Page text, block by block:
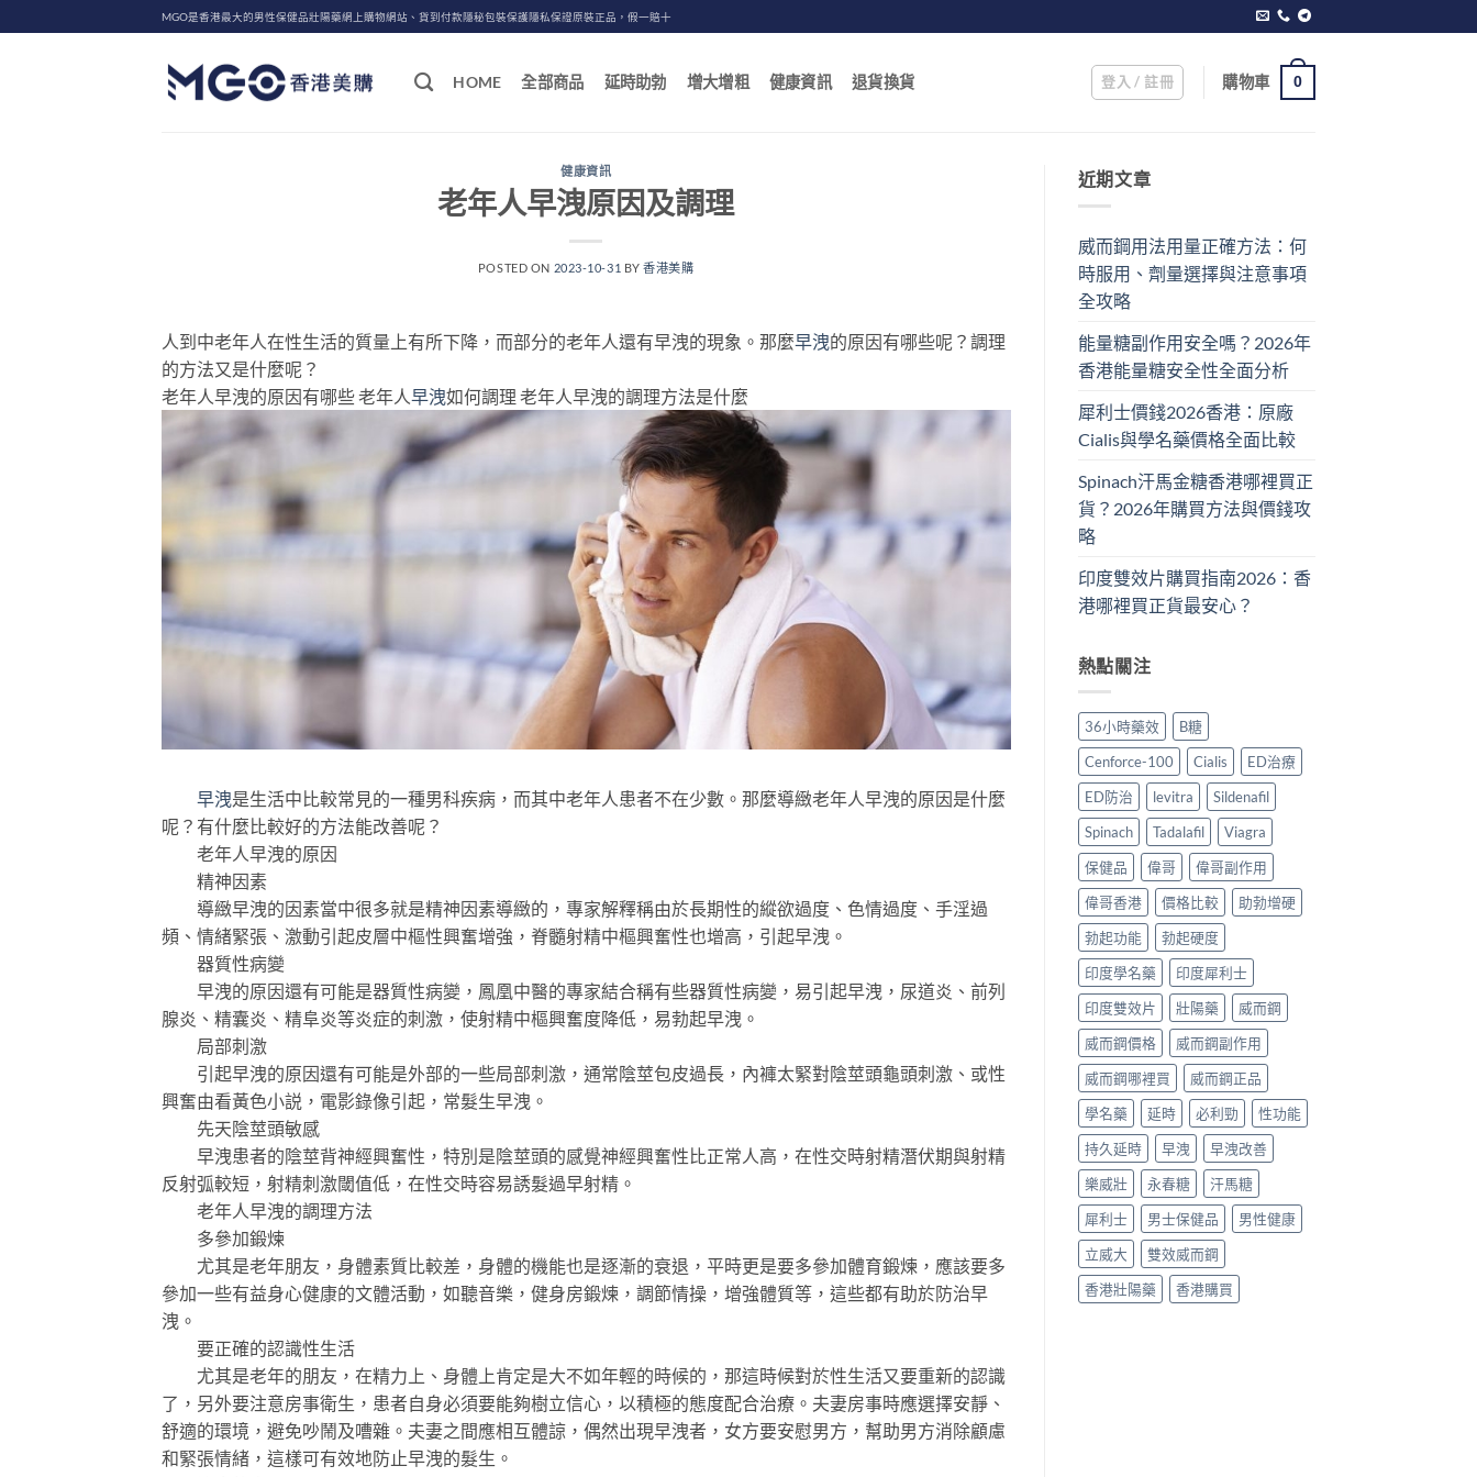
to
MGO是香港最大的男性保健品壯陽藥網上購物網站、貨到付款隱秘包裝保護隱私保證原裝正品，假一賠十
HOME 全部商品 延時助勃 增大增粗 健康資訊 退貨換貨 登入 / 註冊 購物車 0
健康資訊
老年人早洩原因及調理
POSTED ON 2023-10-31 BY香港美購
人到中老年人在性生活的質量上有所下降，而部分的老年人還有早洩的現象。那麼早洩的原因有哪些呢？調理
的方法又是什麼呢？
老年人早洩的原因有哪些 老年人早洩如何調理 老年人早洩的調理方法是什麼
早洩是生活中比較常見的一種男科疾病，而其中老年人患者不在少數。那麼導緻老年人早洩的原因是什麼
呢？有什麼比較好的方法能改善呢？
老年人早洩的原因
精神因素
導緻早洩的因素當中很多就是精神因素導緻的，專家解釋稱由於長期性的縱欲過度、色情過度、手淫過
頻、情緒緊張、激動引起皮層中樞性興奮增強，脊髓射精中樞興奮性也增高，引起早洩。
器質性病變
早洩的原因還有可能是器質性病變，鳳凰中醫的專家結合稱有些器質性病變，易引起早洩，尿道炎、前列
腺炎、精囊炎、精阜炎等炎症的刺激，使射精中樞興奮度降低，易勃起早洩。
局部刺激
引起早洩的原因還有可能是外部的一些局部刺激，通常陰莖包皮過長，內褲太緊對陰莖頭龜頭刺激、或性
興奮由看黃色小説，電影錄像引起，常髮生早洩。
先天陰莖頭敏感
早洩患者的陰莖背神經興奮性，特別是陰莖頭的感覺神經興奮性比正常人高，在性交時射精潛伏期與射精
反射弧較短，射精刺激閾值低，在性交時容易誘髮過早射精。
老年人早洩的調理方法
多參加鍛煉
尤其是老年朋友，身體素質比較差，身體的機能也是逐漸的衰退，平時更是要多參加體育鍛煉，應該要多
參加一些有益身心健康的文體活動，如聽音樂，健身房鍛煉，調節情操，增強體質等，這些都有助於防治早
洩。
要正確的認識性生活
尤其是老年的朋友，在精力上、身體上肯定是大不如年輕的時候的，那這時候對於性生活又要重新的認識
了，另外要注意房事衛生，患者自身必須要能夠樹立信心，以積極的態度配合治療。夫妻房事時應選擇安靜、
舒適的環境，避免吵鬧及嘈雜。夫妻之間應相互體諒，偶然出現早洩者，女方要安慰男方，幫助男方消除顧慮
和緊張情緒，這樣可有效地防止早洩的髮生。
近期文章
威而鋼用法用量正確方法：何
時服用、劑量選擇與注意事項
全攻略
能量糖副作用安全嗎？2026年
香港能量糖安全性全面分析
犀利士價錢2026香港：原廠
Cialis與學名藥價格全面比較
Spinach汗馬金糖香港哪裡買正
貨？2026年購買方法與價錢攻
略
印度雙效片購買指南2026：香
港哪裡買正貨最安心？
熱點關注
36小時藥效
B糖
Cenforce-100
Cialis
ED治療
ED防治
levitra
Sildenafil
Spinach
Tadalafil
Viagra
保健品
偉哥
偉哥副作用
偉哥香港
價格比較
助勃增硬
勃起功能
勃起硬度
印度學名藥
印度犀利士
印度雙效片
壯陽藥
威而鋼
威而鋼價格
威而鋼副作用
威而鋼哪裡買
威而鋼正品
學名藥
延時 必利勁
性功能
持久延時
早洩
早洩改善
樂威壯
永春糖
汗馬糖
犀利士
男士保健品
男性健康
立威大
雙效威而鋼
香港壯陽藥
香港購買